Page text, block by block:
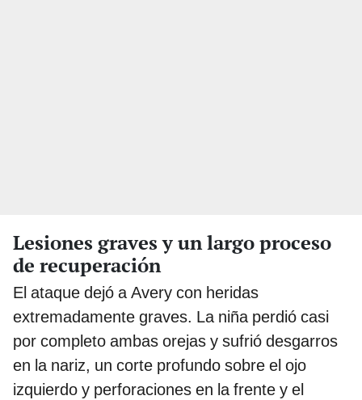
Lesiones graves y un largo proceso
de recuperación
El ataque dejó a Avery con heridas
extremadamente graves. La niña perdió casi
por completo ambas orejas y sufrió desgarros
en la nariz, un corte profundo sobre el ojo
izquierdo y perforaciones en la frente y el